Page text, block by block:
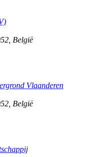
België
Vlaanderen
België